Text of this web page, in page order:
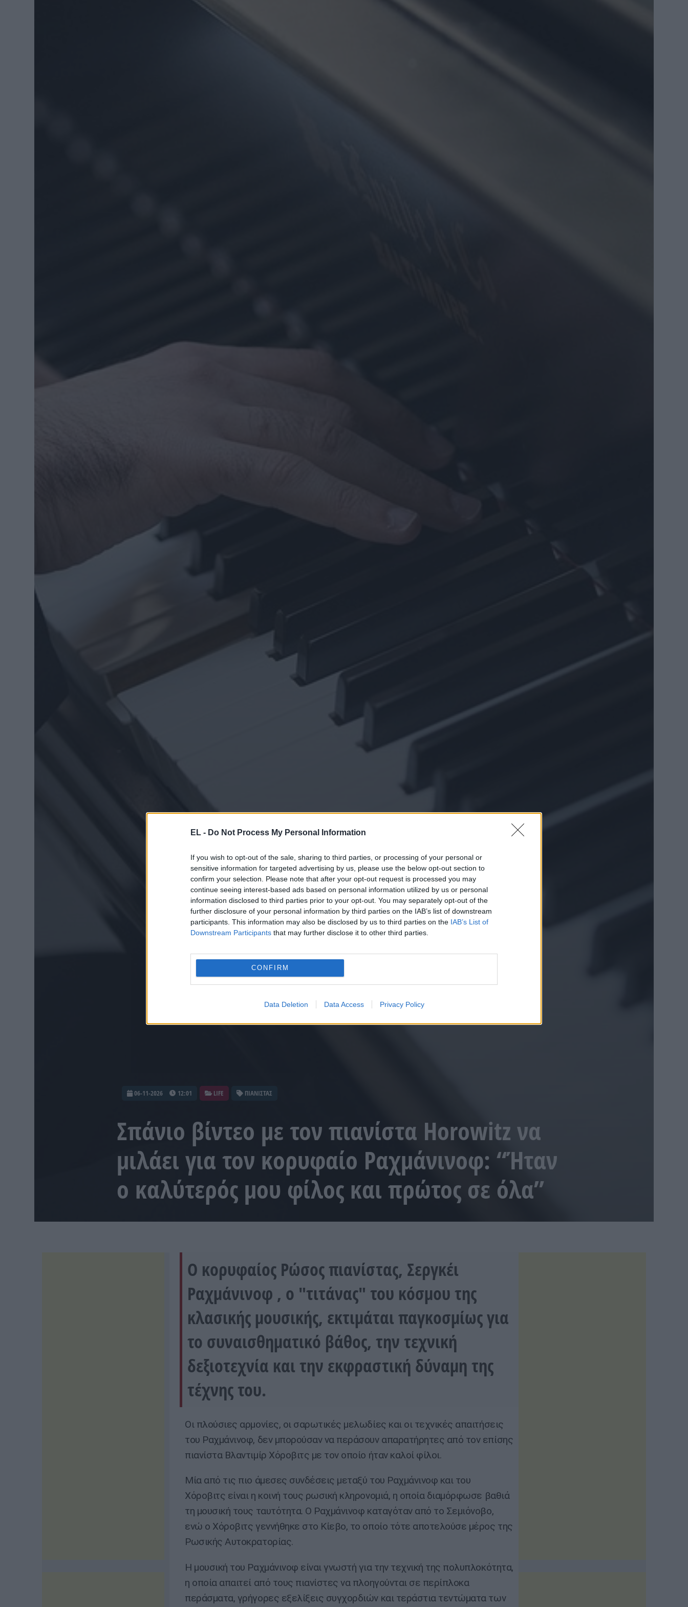
EL - Do Not Process My Personal Information
If you wish to opt-out of the sale, sharing to third parties, or processing of your personal or
sensitive information for targeted advertising by us, please use the below opt-out section to
confirm your selection. Please note that after your opt-out request is processed you may
continue seeing interest-based ads based on personal information utilized by us or personal
information disclosed to third parties prior to your opt-out. You may separately opt-out of the
further disclosure of your personal information by third parties on the IAB’s list of downstream
participants. This information may also be disclosed by us to third parties on the IAB’s List of
Downstream Participants that may further disclose it to other third parties.
CONFIRM
Data Deletion Data Access Privacy Policy
06-11-2026 12:01 LIFE ΠΙΑΝΙΣΤΑΣ
Σπάνιο βίντεο με τον πιανίστα Horowitz να
μιλάει για τον κορυφαίο Ραχμάνινοφ: “Ήταν
ο καλύτερός μου φίλος και πρώτος σε όλα”
Ο κορυφαίος Ρώσος πιανίστας, Σεργκέι
Ραχμάνινοφ , o "τιτάνας" του κόσμου της
κλασικής μουσικής, εκτιμάται παγκοσμίως για
το συναισθηματικό βάθος, την τεχνική
δεξιοτεχνία και την εκφραστική δύναμη της
τέχνης του.
Οι πλούσιες αρμονίες, οι σαρωτικές μελωδίες και οι τεχνικές απαιτήσεις
του Ραχμάνινοφ, δεν μπορούσαν να περάσουν απαρατήρητες από τον επίσης
πιανίστα Βλαντιμίρ Χόροβιτς με τον οποίο ήταν καλοί φίλοι.
Μία από τις πιο άμεσες συνδέσεις μεταξύ του Ραχμάνινοφ και του
Χόροβιτς είναι η κοινή τους ρωσική κληρονομιά, η οποία διαμόρφωσε βαθιά
τη μουσική τους ταυτότητα. Ο Ραχμάνινοφ καταγόταν από το Σεμιόνοβο,
ενώ ο Χόροβιτς γεννήθηκε στο Κίεβο, το οποίο τότε αποτελούσε μέρος της
Ρωσικής Αυτοκρατορίας.
Η μουσική του Ραχμάνινοφ είναι γνωστή για την τεχνική της πολυπλοκότητα,
η οποία απαιτεί από τους πιανίστες να πλοηγούνται σε περίπλοκα
περάσματα, γρήγορες εξελίξεις συγχορδιών και τεράστια τεντώματα των